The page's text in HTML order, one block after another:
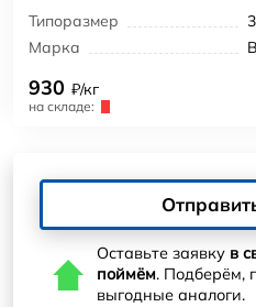
Типоразмер
Марка
930 ₽/кг
на складе:
Оставьте заявку в
поймём. Подберём,
выгодные аналоги.